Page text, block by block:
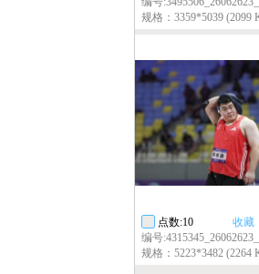
规格：3359*5039 (2099
收藏
点数:10
编号
规格：5223*3482 (2264